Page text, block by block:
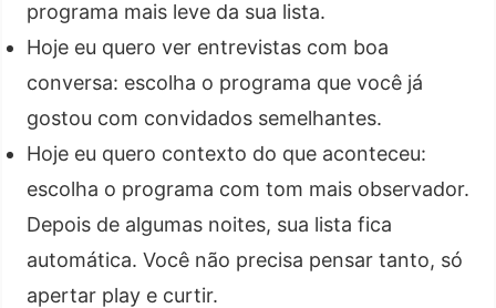
programa mais leve da sua lista.
Hoje eu quero ver entrevistas com boa
conversa: escolha o programa que você já
gostou com convidados semelhantes.
Hoje eu quero contexto do que aconteceu:
escolha o programa com tom mais observador.
Depois de algumas noites, sua lista fica
automática. Você não precisa pensar tanto, só
apertar play e curtir.